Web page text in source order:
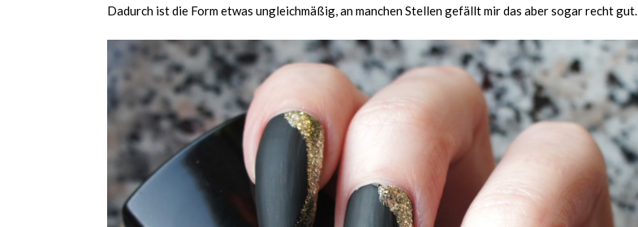
Dadurch ist die Form etwas ungleichmäßig, an manchen Stellen gefällt mir das aber sogar recht gut.